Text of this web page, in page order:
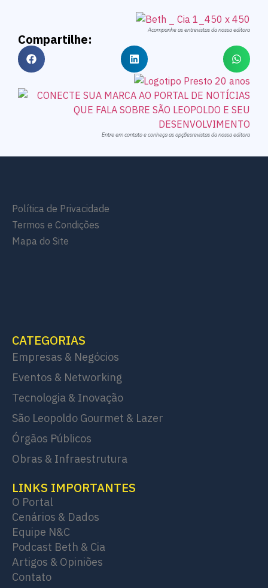
Acompanhe as entrevistas da nossa editora
Compartilhe:
Entre em contato e conheça as opçõesrevistas da nossa editora
Política de Privacidade
Termos e Condições
Mapa do Site
CATEGORIAS
Empresas & Negócios
Eventos & Networking
Tecnologia & Inovação
São Leopoldo Gourmet & Lazer
Órgãos Públicos
Obras & Infraestrutura
LINKS IMPORTANTES
O Portal
Cenários & Dados
Equipe N&C
Podcast Beth & Cia
Artigos & Opiniões
Contato